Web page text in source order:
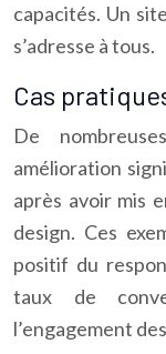
capacités. Un
s’adresse à tous.
Cas
De
amélioration
après avoir mis
design. Ces
positif du
taux de
l’engagement